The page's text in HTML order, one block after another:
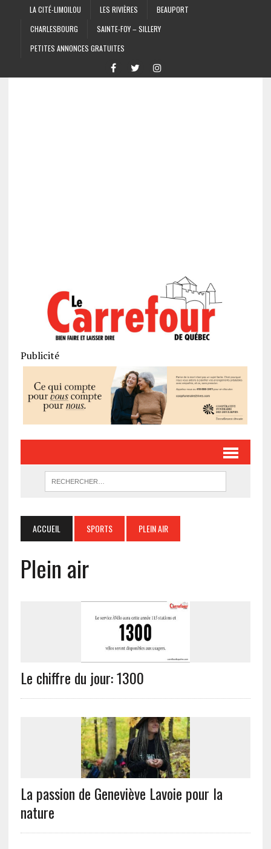
LA CITÉ-LIMOILOU LES RIVIÈRES
BEAUPORT
CHARLESBOURG
SAINTE-FOY – SILLERY
PETITES ANNONCES GRATUITES
Publicité
ACCUEIL SPORTS PLEIN AIR
Plein air
Le chiffre du jour: 1300
La passion de Geneviève Lavoie pour la
nature